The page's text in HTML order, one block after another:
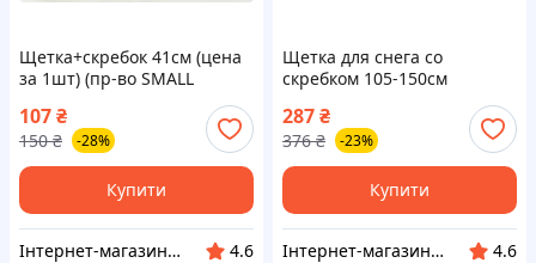
Щетка+скребок 41см (цена
за 1шт) (пр-во SMALL
107₴
150 ₴ -28%
Купити
Інтернет-магазин "Запчастинки"
4.6
Щетка для снега со
скребком 105-150см
(телескопическая) (пр-во
LAVITA Польша) ПИР 43666 З
985583 М 3790903
287₴
376 ₴ -23%
Купити
Інтернет-магазин "Запчастинки"
4.6